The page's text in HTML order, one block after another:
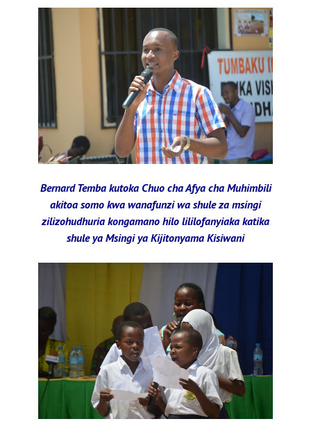
Bernard Temba kutoka Chuo cha Afya cha Muhimbili
akitoa somo kwa wanafunzi wa shule za msingi
zilizohudhuria kongamano hilo lililofanyiaka katika
shule ya Msingi ya Kijitonyama Kisiwani